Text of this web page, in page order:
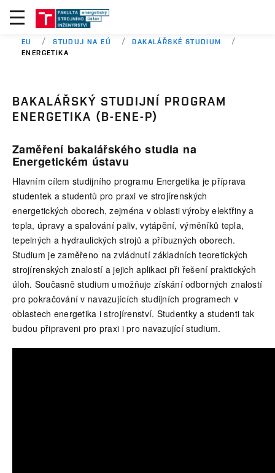
EU STUDUJ NA EÚ
BAKALÁŘSKÉ STUDIUM
ENERGETIKA
BAKALÁŘSKÝ STUDIJNÍ PROGRAM
ENERGETIKA (B-ENE-P)
Zaměření bakalářského studia na
Energetickém ústavu
Hlavním cílem studijního programu Energetika je příprava
studentek a studentů pro praxi ve strojírenských
energetických oborech, zejména v oblasti výroby elektřiny a
tepla, úpravy a spalování paliv, vytápění, výměníků tepla,
tepelných a hydraulických strojů a příbuzných oborech.
Studium je zaměřeno na zvládnutí základních teoretických
strojírenských znalostí a jejich aplikaci při řešení praktických
úloh. Současně studium umožňuje získání odborných znalostí
pro pokračování v navazujících studijních programech v
oblastech energetika i strojírenství. Studentky a studenti tak
budou připraveni pro praxi i pro navazující studium.